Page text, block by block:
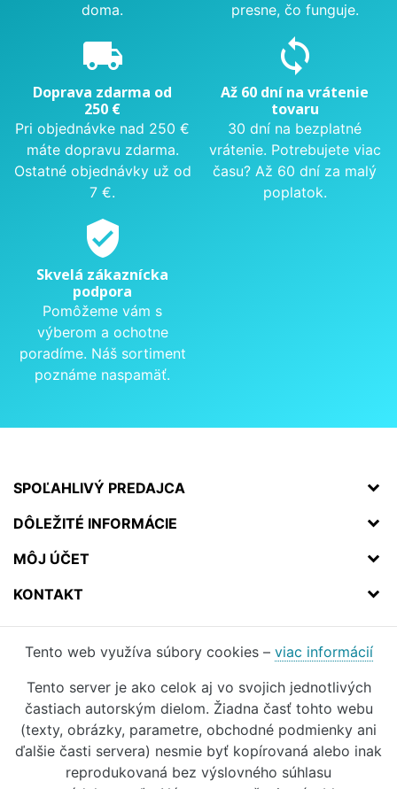
doma.
presne, čo funguje.
local_shipping
Doprava zdarma od
250 €
Pri objednávke nad 250 €
máte dopravu zdarma.
Ostatné objednávky už od
7 €.
sync
Až 60 dní na vrátenie
tovaru
30 dní na bezplatné
vrátenie. Potrebujete viac
času? Až 60 dní za malý
poplatok.
verified_user
Skvelá zákaznícka
podpora
Pomôžeme vám s
výberom a ochotne
poradíme. Náš sortiment
poznáme naspamäť.
SPOĽAHLIVÝ PREDAJCA
DÔLEŽITÉ INFORMÁCIE
MÔJ ÚČET
KONTAKT
Tento web využíva súbory cookies – viac informácií
Tento server je ako celok aj vo svojich jednotlivých
častiach autorským dielom. Žiadna časť tohto webu
(texty, obrázky, parametre, obchodné podmienky ani
ďalšie časti servera) nesmie byť kopírovaná alebo inak
reprodukovaná bez výslovného súhlasu